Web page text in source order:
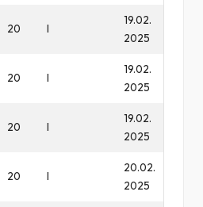
20 I
19.02.
2025
20 I
19.02.
2025
20 I
19.02.
2025
20 I
20.02.
2025